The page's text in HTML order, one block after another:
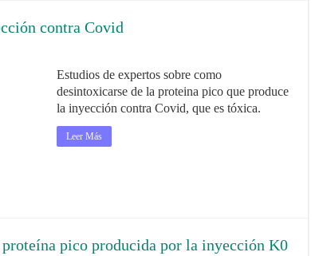
contra Covid
Estudios de expertos sobre como
desintoxicarse de la proteina pico que produce
la inyección contra Covid, que es tóxica.
Leer Más
pico producida por la inyección K0